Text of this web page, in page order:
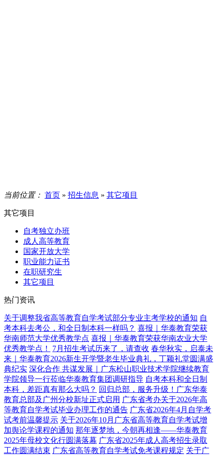
当前位置： 首页 » 招生信息 » 其它项目
其它项目
自考独立办班
成人高等教育
国家开放大学
职业能力证书
在职研究生
其它项目
热门资讯
关于调整我省高等教育自学考试部分专业主考学校的通知 自
考本科去考公，和全日制本科一样吗？ 喜报｜华泰教育荣获
华南师范大学优秀教学点 喜报｜华泰教育荣获华南农业大学
优秀教学点！
7月招生考试历来了，请查收 春华秋实，启泰未
来｜华泰教育2026新生开学暨老生毕业典礼，丁颖礼堂圆满盛
典纪实 深化合作 共谋发展｜广东松山职业技术学院继续教育
学院领导一行莅临华泰教育集团调研指导 自考本科和全日制
本科，差距真有那么大吗？ 回归总部，服务升级！广东华泰
教育总部及广州分校新址正式启用 广东省考办关于2026年高
等教育自学考试毕业办理工作的通告 广东省2026年4月自学考
试考前温馨提示 关于2026年10月广东省高等教育自学考试增
加舆论学课程的通知 那年逐梦地，今朝再相逢——华泰教育
2025年母校文化行圆满落幕 广东省2025年成人高考招生录取
工作圆满结束 广东省高等教育自学考试免考课程规定 关于广